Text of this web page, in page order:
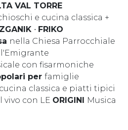
VAL TORRE
e cucina classica +
• FRIKO
nella Chiesa Parrocchiale
con fisarmoniche
per famiglie
classica e piatti tipici
vivo con LE ORIGINI Musica